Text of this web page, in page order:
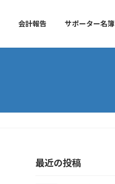
会計報告 サポーター名簿
最近の投稿